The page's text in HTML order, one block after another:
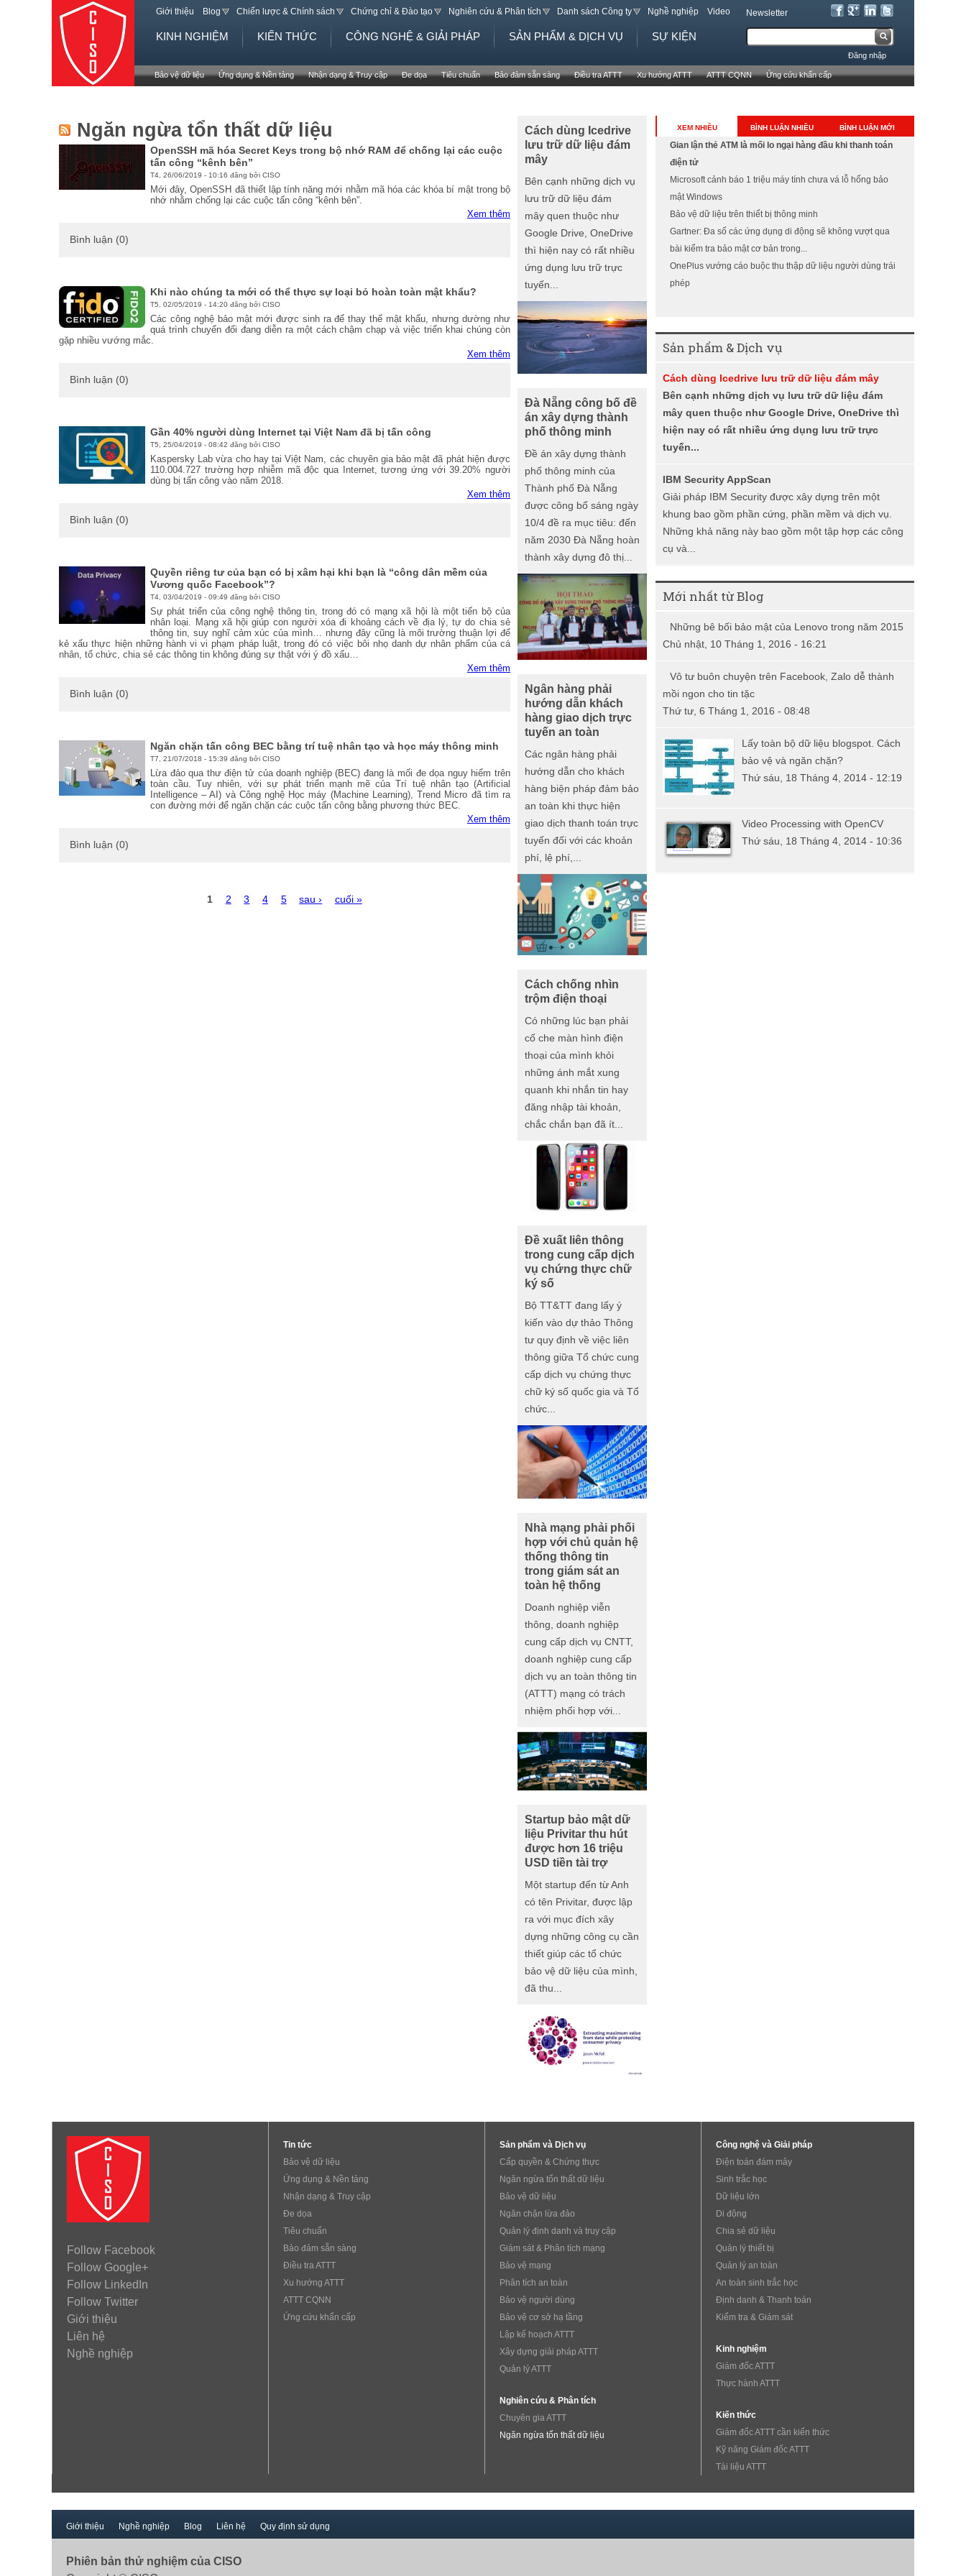
Jump to navigation Newsletter
B
i
u
ẫ
t
i
m
T
m
k
ế
m
Đăng nhập
Giới thiệu Blog Chiến lược & Chính sách Chứng chỉ & Đào tạo Nghiên cứu & Phân tích Danh sách Công ty Nghề nghiệp Video
KINH NGHIỆM KIẾN THỨC CÔNG NGHỆ & GIẢI PHÁP SẢN PHẨM & DỊCH VỤ SỰ KIỆN
Bảo vệ dữ liệu Ứng dụng & Nền tảng Nhận dạng & Truy cập Đe dọa Tiêu chuẩn Bảo đảm sẵn sàng Điều tra ATTT Xu hướng ATTT ATTT CQNN Ứng cứu khẩn cấp
Ngăn ngừa tổn thất dữ liệu
OpenSSH mã hóa Secret Keys trong bộ nhớ RAM để chống lại các cuộc
tấn công “kênh bên”
T4, 26/06/2019 - 10:16 đăng bởi CISO
Mới đây, OpenSSH đã thiết lập tính năng mới nhằm mã hóa các khóa bí mật trong bộ
nhớ nhằm chống lại các cuộc tấn công “kênh bên”.
Xem thêm
Bình luận (0)
Khi nào chúng ta mới có thể thực sự loại bỏ hoàn toàn mật khẩu?
T5, 02/05/2019 - 14:20 đăng bởi CISO
Các công nghệ bảo mật mới được sinh ra để thay thế mật khẩu, nhưng dường như
quá trình chuyển đổi đang diễn ra một cách chậm chạp và việc triển khai chúng còn
gặp nhiều vướng mắc.
Xem thêm
Bình luận (0)
Gần 40% người dùng Internet tại Việt Nam đã bị tấn công
T5, 25/04/2019 - 08:42 đăng bởi CISO
Kaspersky Lab vừa cho hay tại Việt Nam, các chuyên gia bảo mật đã phát hiện được
110.004.727 trường hợp nhiễm mã độc qua Internet, tương ứng với 39.20% người
dùng bị tấn công vào năm 2018.
Xem thêm
Bình luận (0)
Quyền riêng tư của bạn có bị xâm hại khi bạn là “công dân mềm của
Vương quốc Facebook”?
T4, 03/04/2019 - 09:49 đăng bởi CISO
Sự phát triển của công nghệ thông tin, trong đó có mạng xã hội là một tiến bộ của
nhân loại. Mạng xã hội giúp con người xóa đi khoảng cách về địa lý, tự do chia sẻ
thông tin, suy nghĩ cảm xúc của mình… nhưng đây cũng là môi trường thuận lợi để
kẻ xấu thực hiện những hành vi vi phạm pháp luật, trong đó có việc bôi nhọ danh dự nhân phẩm của cá
nhân, tổ chức, chia sẻ các thông tin không đúng sự thật với ý đồ xấu…
Xem thêm
Bình luận (0)
Ngăn chặn tấn công BEC bằng trí tuệ nhân tạo và học máy thông minh
T7, 21/07/2018 - 15:39 đăng bởi CISO
Lừa đảo qua thư điện tử của doanh nghiệp (BEC) đang là mối đe dọa nguy hiểm trên
toàn cầu. Tuy nhiên, với sự phát triển mạnh mẽ của Trí tuệ nhân tạo (Artificial
Intelligence – AI) và Công nghệ Học máy (Machine Learning), Trend Micro đã tìm ra
con đường mới để ngăn chặn các cuộc tấn công bằng phương thức BEC.
Xem thêm
Bình luận (0)
1 2 3 4 5 sau › cuối »
XEM NHIỀU BÌNH LUẬN NHIỀU BÌNH LUẬN MỚI
Gian lận thẻ ATM là mối lo ngại hàng đầu khi thanh toán
điện tử
Microsoft cảnh báo 1 triệu máy tính chưa vá lỗ hổng bảo
mật Windows
Bảo vệ dữ liệu trên thiết bị thông minh
Gartner: Đa số các ứng dụng di động sẽ không vượt qua
bài kiểm tra bảo mật cơ bản trong...
OnePlus vướng cáo buộc thu thập dữ liệu người dùng trái
phép
Sản phẩm & Dịch vụ
Cách dùng Icedrive lưu trữ dữ liệu đám mây
Bên cạnh những dịch vụ lưu trữ dữ liệu đám
mây quen thuộc như Google Drive, OneDrive thì
hiện nay có rất nhiều ứng dụng lưu trữ trực
tuyến...
IBM Security AppScan
Giải pháp IBM Security được xây dựng trên một
khung bao gồm phần cứng, phần mềm và dịch vụ.
Những khả năng này bao gồm một tập hợp các công
cụ và...
Mới nhất từ Blog
Những bê bối bảo mật của Lenovo trong năm 2015
Chủ nhật, 10 Tháng 1, 2016 - 16:21
Vô tư buôn chuyện trên Facebook, Zalo dễ thành
mồi ngon cho tin tặc
Thứ tư, 6 Tháng 1, 2016 - 08:48
Lấy toàn bộ dữ liệu blogspot. Cách
bảo vệ và ngăn chặn?
Thứ sáu, 18 Tháng 4, 2014 - 12:19
Video Processing with OpenCV
Thứ sáu, 18 Tháng 4, 2014 - 10:36
Cách dùng Icedrive
lưu trữ dữ liệu đám
mây
Bên cạnh những dịch vụ
lưu trữ dữ liệu đám
mây quen thuộc như
Google Drive, OneDrive
thì hiện nay có rất nhiều
ứng dụng lưu trữ trực
tuyến...
Đà Nẵng công bố đề
án xây dựng thành
phố thông minh
Đề án xây dựng thành
phố thông minh của
Thành phố Đà Nẵng
được công bố sáng ngày
10/4 đề ra mục tiêu: đến
năm 2030 Đà Nẵng hoàn
thành xây dựng đô thị...
Ngân hàng phải
hướng dẫn khách
hàng giao dịch trực
tuyến an toàn
Các ngân hàng phải
hướng dẫn cho khách
hàng biện pháp đảm bảo
an toàn khi thực hiện
giao dịch thanh toán trực
tuyến đối với các khoản
phí, lệ phí,...
Cách chống nhìn
trộm điện thoại
Có những lúc bạn phải
cố che màn hình điện
thoại của mình khỏi
những ánh mắt xung
quanh khi nhắn tin hay
đăng nhập tài khoản,
chắc chắn bạn đã ít...
Đề xuất liên thông
trong cung cấp dịch
vụ chứng thực chữ
ký số
Bộ TT&TT đang lấy ý
kiến vào dự thảo Thông
tư quy định về việc liên
thông giữa Tổ chức cung
cấp dịch vụ chứng thực
chữ ký số quốc gia và Tổ
chức...
Nhà mạng phải phối
hợp với chủ quản hệ
thống thông tin
trong giám sát an
toàn hệ thống
Doanh nghiệp viễn
thông, doanh nghiệp
cung cấp dịch vụ CNTT,
doanh nghiệp cung cấp
dịch vụ an toàn thông tin
(ATTT) mạng có trách
nhiệm phối hợp với...
Startup bảo mật dữ
liệu Privitar thu hút
được hơn 16 triệu
USD tiền tài trợ
Một startup đến từ Anh
có tên Privitar, được lập
ra với mục đích xây
dựng những công cụ cần
thiết giúp các tổ chức
bảo vệ dữ liệu của mình,
đã thu...
Follow Facebook
Follow Google+
Follow LinkedIn
Follow Twitter
Giới thiệu
Liên hệ
Nghề nghiệp
Tin tức
Bảo vệ dữ liệu
Ứng dụng & Nền tảng
Nhận dạng & Truy cập
Đe dọa
Tiêu chuẩn
Bảo đảm sẵn sàng
Điều tra ATTT
Xu hướng ATTT
ATTT CQNN
Ứng cứu khẩn cấp
Sản phẩm và Dịch vụ
Cấp quyền & Chứng thực
Ngăn ngừa tổn thất dữ liệu
Bảo vệ dữ liệu
Ngăn chặn lừa đảo
Quản lý định danh và truy cập
Giám sát & Phân tích mạng
Bảo vệ mạng
Phân tích an toàn
Bảo vệ người dùng
Bảo vệ cơ sở hạ tầng
Lập kế hoạch ATTT
Xây dựng giải pháp ATTT
Quản lý ATTT
Nghiên cứu & Phân tích
Chuyên gia ATTT
Ngăn ngừa tổn thất dữ liệu
Công nghệ và Giải pháp
Điện toán đám mây
Sinh trắc học
Dữ liệu lớn
Di động
Chia sẻ dữ liệu
Quản lý thiết bị
Quản lý an toàn
An toàn sinh trắc học
Định danh & Thanh toán
Kiểm tra & Giám sát
Kinh nghiệm
Giám đốc ATTT
Thực hành ATTT
Kiến thức
Giám đốc ATTT cần kiến thức
Kỹ năng Giám đốc ATTT
Tài liệu ATTT
Giới thiệu Nghề nghiệp Blog Liên hệ Quy định sử dụng
Phiên bản thử nghiệm của CISO